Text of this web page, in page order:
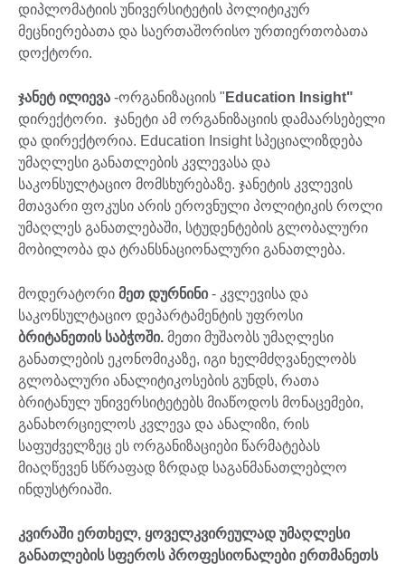
დიპლომატიის უნივერსიტეტის პოლიტიკურ
მეცნიერებათა და საერთაშორისო ურთიერთობათა
დოქტორი.
ჯანეტ ილიევა -ორგანიზაციის " Education Insight"
დირექტორი. ჯანეტი ამ ორგანიზაციის დამაარსებელი
და დირექტორია. Education Insight სპეციალიზდება
უმაღლესი განათლების კვლევასა და
საკონსულტაციო მომსხურებაზე. ჯანეტის კვლევის
მთავარი ფოკუსი არის ეროვნული პოლიტიკის როლი
უმაღლეს განათლებაში, სტუდენტების გლობალური
მობილობა და ტრანსნაციონალური განათლება.
მოდერატორი მეთ დურნინი - კვლევისა და
საკონსულტაციო დეპარტამენტის უფროსი
ბრიტანეთის საბჭოში. მეთი მუშაობს უმაღლესი
განათლების ეკონომიკაზე, იგი ხელმძღვანელობს
გლობალური ანალიტიკოსების გუნდს, რათა
ბრიტანულ უნივერსიტეტებს მიაწოდოს მონაცემები,
განახორციელოს კვლევა და ანალიზი, რის
საფუძველზეც ეს ორგანიზაციები წარმატებას
მიაღწევენ სწრაფად ზრდად საგანმანათლებლო
ინდუსტრიაში.
კვირაში ერთხელ, ყოველკვირეულად უმაღლესი
განათლების სფეროს პროფესიონალები ერთმანეთს